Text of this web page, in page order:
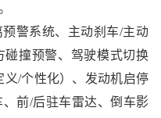
警系统、主动刹车/主动
碰撞预警、驾驶模式切换
义/个性化）、发动机启停
前/后驻车雷达、倒车影